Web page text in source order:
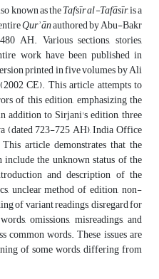
known as theTafsīr al-Tafāsīr, is a
Qurʾānauthored by Abu-Bakr
AH. Various sections, stories,
work have been published in
printed in five volumes by Ali
CE). This article attempts to
of this edition, emphasizing the
addition to Sirjani's edition, three
(dated 723-725 AH), India Office
article demonstrates that the
the unknown status of the
and description of the
unclear method of edition, non-
of variant readings, disregard for
omissions, misreadings, and
common words. These issues are
of some words, differing from